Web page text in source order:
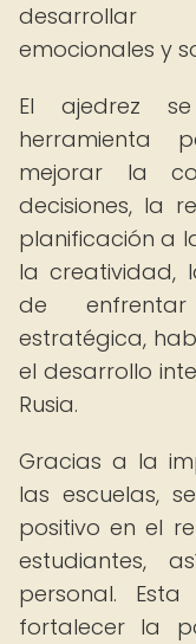
desarrollar
emocionales y
El ajedrez
herramienta
mejorar la
decisiones, la
planificación a
la creatividad,
de
estratégica,
el desarrollo
Rusia.
Gracias a la
las escuelas,
positivo en el
estudiantes,
personal.
fortalecer la